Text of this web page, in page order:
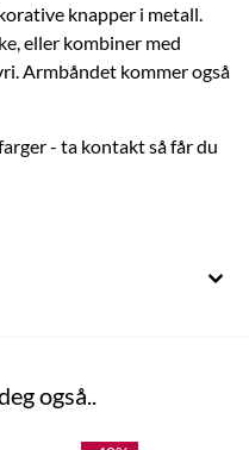
knapper i metall.
eller kombiner med
Armbåndet kommer også
- ta kontakt så får du
også..